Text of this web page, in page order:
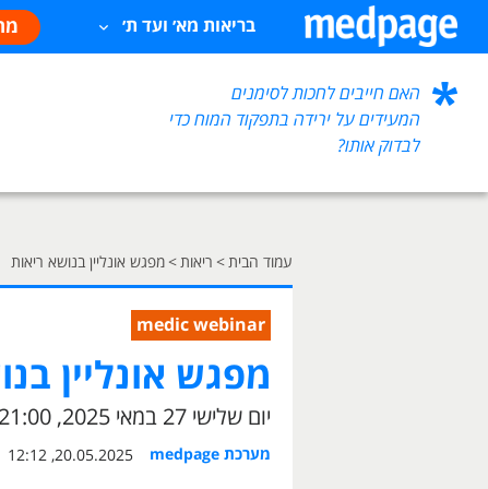
בריאות מא׳ ועד ת׳
האם חייבים לחכות לסימנים
המעידים על ירידה בתפקוד המוח כדי
לבדוק אותו?
עמוד הבית > ריאות > מפגש אונליין בנושא ריאות
medic webinar
מפגש אונליין
יום שלישי 27 במאי 2025, 20:00-21:00
מערכת medpage 20.05.2025, 12:12